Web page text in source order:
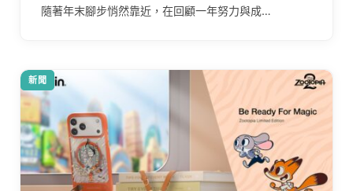
隨著年末腳步悄然靠近，在回顧一年努力與成…
新聞